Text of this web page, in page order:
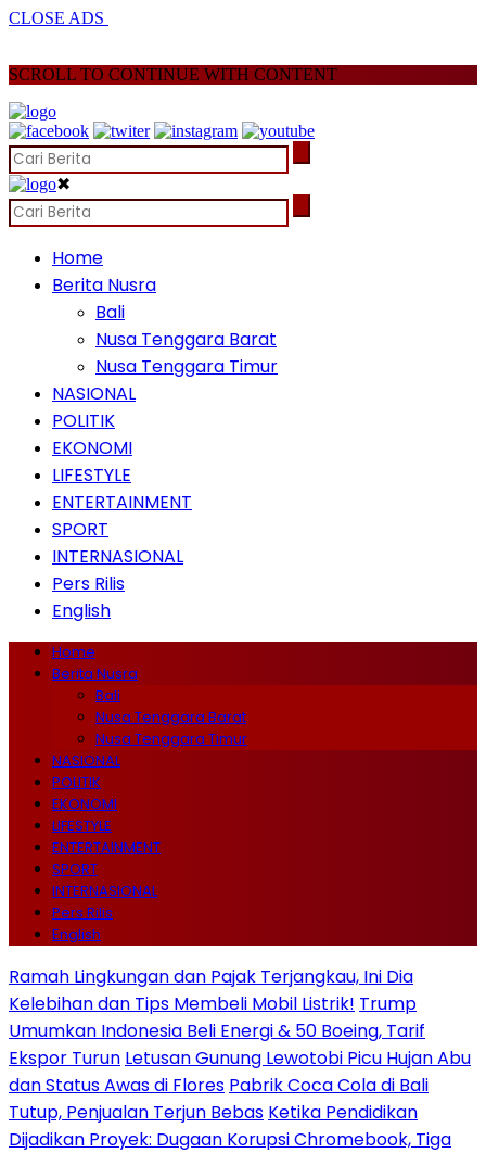
CLOSE ADS
SCROLL TO CONTINUE WITH CONTENT
✖
Home
Berita Nusra
Bali
Nusa Tenggara Barat
Nusa Tenggara Timur
NASIONAL
POLITIK
EKONOMI
LIFESTYLE
ENTERTAINMENT
SPORT
INTERNASIONAL
Pers Rilis
English
Home
Berita Nusra
Bali
Nusa Tenggara Barat
Nusa Tenggara Timur
NASIONAL
POLITIK
EKONOMI
LIFESTYLE
ENTERTAINMENT
SPORT
INTERNASIONAL
Pers Rilis
English
Ramah Lingkungan dan Pajak Terjangkau, Ini Dia
Kelebihan dan Tips Membeli Mobil Listrik! Trump
Umumkan Indonesia Beli Energi & 50 Boeing, Tarif
Ekspor Turun Letusan Gunung Lewotobi Picu Hujan Abu
dan Status Awas di Flores Pabrik Coca Cola di Bali
Tutup, Penjualan Terjun Bebas Ketika Pendidikan
Dijadikan Proyek: Dugaan Korupsi Chromebook, Tiga